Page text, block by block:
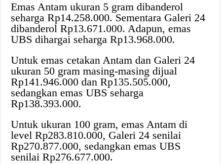
Emas Antam ukuran 5 gram dibanderol
seharga Rp14.258.000. Sementara Galeri 24
dibanderol Rp13.671.000. Adapun, emas
UBS dihargai seharga Rp13.968.000.
Untuk emas cetakan Antam dan Galeri 24
ukuran 50 gram masing-masing dijual
Rp141.946.000 dan Rp135.505.000,
sedangkan emas UBS seharga
Rp138.393.000.
Untuk ukuran 100 gram, emas Antam di
level Rp283.810.000, Galeri 24 senilai
Rp270.877.000, sedangkan emas UBS
senilai Rp276.677.000.